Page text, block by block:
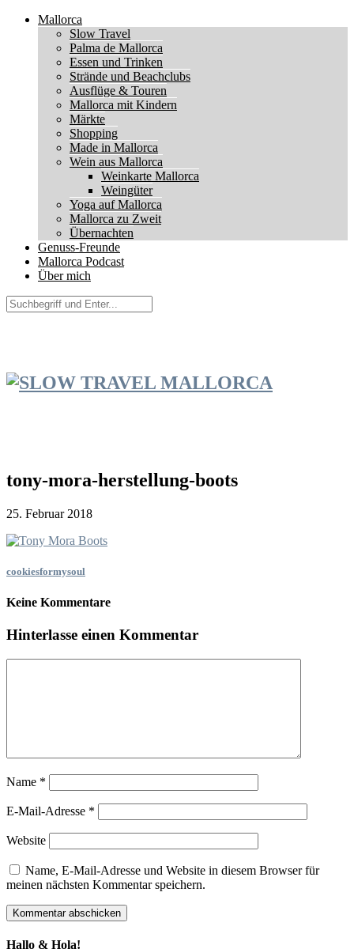
Mallorca
Slow Travel
Palma de Mallorca
Essen und Trinken
Strände und Beachclubs
Ausflüge & Touren
Mallorca mit Kindern
Märkte
Shopping
Made in Mallorca
Wein aus Mallorca
Weinkarte Mallorca
Weingüter
Yoga auf Mallorca
Mallorca zu Zweit
Übernachten
Genuss-Freunde
Mallorca Podcast
Über mich
tony-mora-herstellung-boots
25. Februar 2018
cookiesformysoul
Keine Kommentare
Hinterlasse einen Kommentar
Name *
E-Mail-Adresse *
Website
Name, E-Mail-Adresse und Website in diesem Browser für
meinen nächsten Kommentar speichern.
Hallo & Hola!